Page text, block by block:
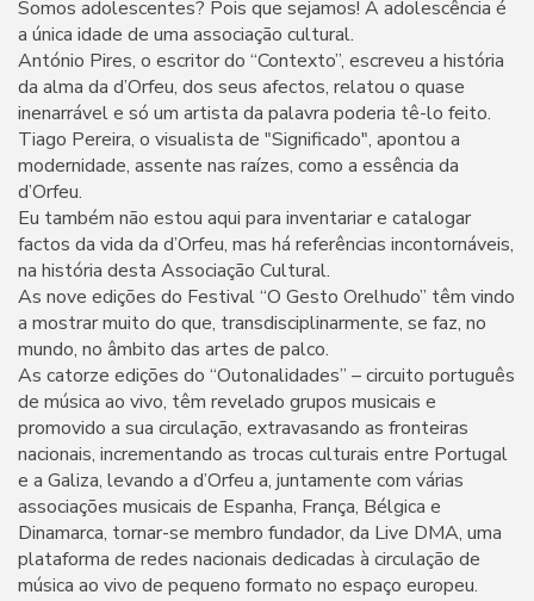
Somos adolescentes? Pois que sejamos! A adolescência é
a única idade de uma associação cultural.
António Pires, o escritor do “Contexto”, escreveu a história
da alma da d’Orfeu, dos seus afectos, relatou o quase
inenarrável e só um artista da palavra poderia tê-lo feito.
Tiago Pereira, o visualista de "Significado", apontou a
modernidade, assente nas raízes, como a essência da
d’Orfeu.
Eu também não estou aqui para inventariar e catalogar
factos da vida da d’Orfeu, mas há referências incontornáveis,
na história desta Associação Cultural.
As nove edições do Festival “O Gesto Orelhudo” têm vindo
a mostrar muito do que, transdisciplinarmente, se faz, no
mundo, no âmbito das artes de palco.
As catorze edições do “Outonalidades” – circuito português
de música ao vivo, têm revelado grupos musicais e
promovido a sua circulação, extravasando as fronteiras
nacionais, incrementando as trocas culturais entre Portugal
e a Galiza, levando a d’Orfeu a, juntamente com várias
associações musicais de Espanha, França, Bélgica e
Dinamarca, tornar-se membro fundador, da Live DMA, uma
plataforma de redes nacionais dedicadas à circulação de
música ao vivo de pequeno formato no espaço europeu.